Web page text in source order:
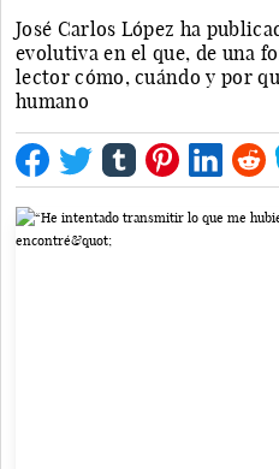
José Carlos López ha
evolutiva en el que, de una
lector cómo, cuándo y por
humano